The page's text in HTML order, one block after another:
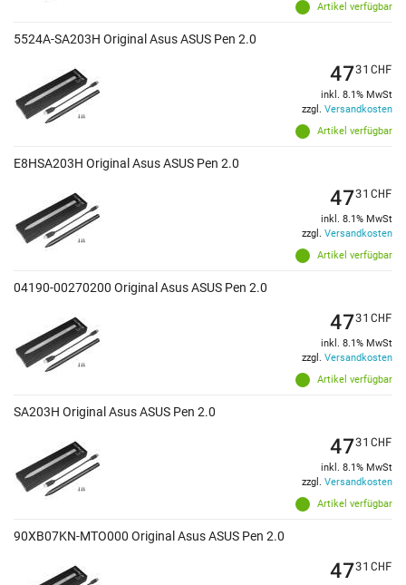
Artikel verfügbar
5524A-SA203H Original Asus ASUS Pen 2.0
Artikel verfügbar
4731 CHF
inkl. 8.1% MwSt
zzgl. Versandkosten
E8HSA203H Original Asus ASUS Pen 2.0
Artikel verfügbar
4731 CHF
inkl. 8.1% MwSt
zzgl. Versandkosten
04190-00270200 Original Asus ASUS Pen 2.0
Artikel verfügbar
4731 CHF
inkl. 8.1% MwSt
zzgl. Versandkosten
SA203H Original Asus ASUS Pen 2.0
Artikel verfügbar
4731 CHF
inkl. 8.1% MwSt
zzgl. Versandkosten
90XB07KN-MTO000 Original Asus ASUS Pen 2.0
4731 CHF